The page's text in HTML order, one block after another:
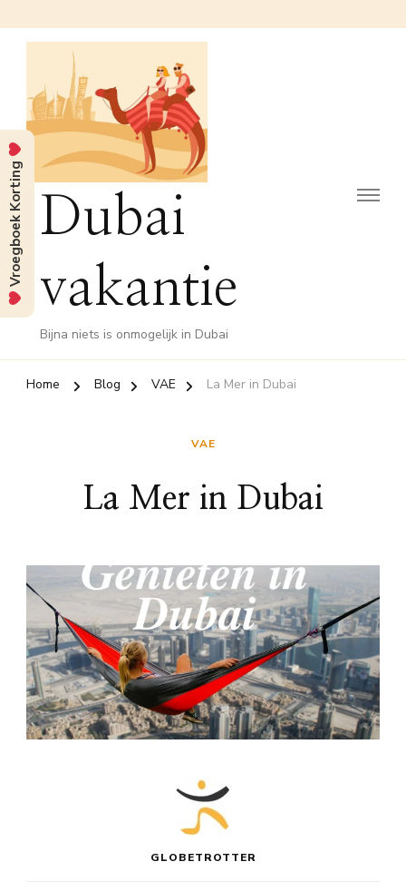
Dubai
vakantie
Bijna niets is onmogelijk in Dubai
Home Blog VAE La Mer in Dubai
VAE
La Mer in Dubai
GLOBETROTTER
Vroegboek Korting